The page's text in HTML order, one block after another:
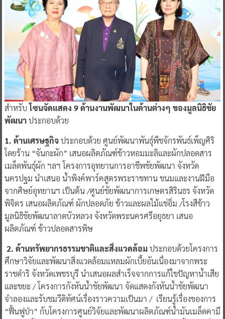
สำหรับ โซนจัดแสดง 9 ด้านงานพัฒนาในด้านต่างๆ ของมูลนิธิชัย
พัฒนาประกอบด้วย
1. ด้านเศรษฐกิจประกอบด้วย ศูนย์พัฒนาพันธุ์พืชจักรพันธ์เพ็ญศิริ
โดยร้าน “จันกะผัก” เสนอผลิตภัณฑ์ข้าวหอมมะลิและผักปลอดสาร
เมล็ดพันธุ์ผัก ฯลฯ โครงการอุทยานการอาชีพชัยพัฒนา จังหวัด
นครปฐม นำเสนอ น้ำพิงค์พาร์คสูตรพระราชทาน ขนมและงานฝีมือ
จากศิษย์อุทยานฯ เป็นต้น /ศูนย์ชัยพัฒนาการเกษตรสิรินธร จังหวัด
พิจิตร เสนอผลิตภัณฑ์ ผักปลอดภัย ข้าวและผลไม้แช่อิ่ม /โรงสีข้าว
มูลนิธิชัยพัฒนาลาดบัวหลวง จังหวัดพระนครศรีอยุธยา เสนอ
ผลิตภัณฑ์ ข้าวปลอดสารพิษ
2. ด้านทรัพยากรธรรมชาติและสิ่งแวดล้อม ประกอบด้วยโครงการ
ศึกษาวิจัยและพัฒนาสิ่งแวดล้อมแหลมผักเบี้ยอันเนื่องมาจากพระ
ราชดำริ จังหวัดเพชรบุรี นำเสนอผลสำเร็จจากการแก้ไขปัญหาน้ำเสีย
และขยะ / โครงการกังหันน้ำชัยพัฒนา จัดแสดงกังหันน้ำชัยพัฒนา
จำลองและรับชมวีดิทัศน์เรื่องราวความเป็นมา / เรียนรู้เรื่องของการ
“ฟื้นฟูป่า” กับโครงการศูนย์วิจัยและพัฒนาผลิตภัณฑ์น้ำมันเมล็ดคามี